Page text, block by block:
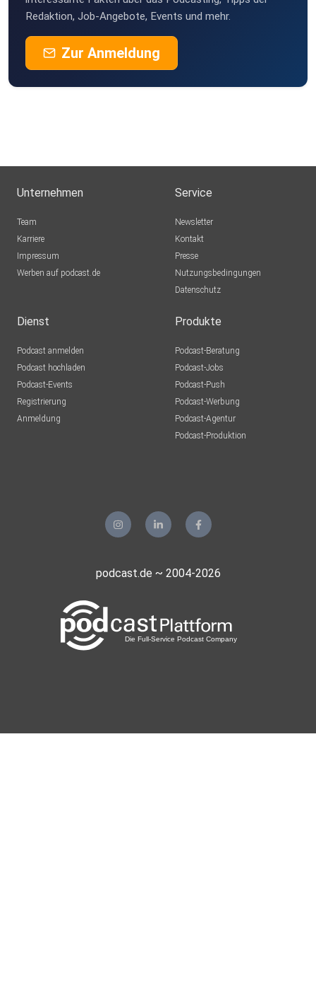
Redaktion, Job-Angebote, Events und mehr.
Zur Anmeldung
Unternehmen
Team
Karriere
Impressum
Werben auf podcast.de
Service
Newsletter
Kontakt
Presse
Nutzungsbedingungen
Datenschutz
Dienst
Podcast anmelden
Podcast hochladen
Podcast-Events
Registrierung
Anmeldung
Produkte
Podcast-Beratung
Podcast-Jobs
Podcast-Push
Podcast-Werbung
Podcast-Agentur
Podcast-Produktion
podcast.de ~ 2004-2026